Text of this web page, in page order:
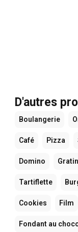
D'autres
Boulangerie
Café Pizza
Domino
Tartiflette
Cookies Film
Fondant au